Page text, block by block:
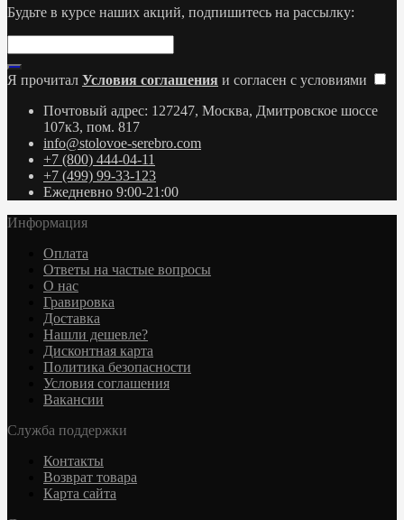
Будьте в курсе наших акций, подпишитесь на рассылку:
Я прочитал Условия соглашения и согласен с условиями
Почтовый адрес: 127247, Москва, Дмитровское шоссе
107к3, пом. 817
info@stolovoe-serebro.com
+7 (800) 444-04-11
+7 (499) 99-33-123
Ежедневно 9:00-21:00
Информация
Оплата
Ответы на частые вопросы
О нас
Гравировка
Доставка
Нашли дешевле?
Дисконтная карта
Политика безопасности
Условия соглашения
Вакансии
Служба поддержки
Контакты
Возврат товара
Карта сайта